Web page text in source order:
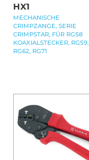
HX1
MECHANISCHE
CRIMPZANGE, SERIE
CRIMPSTAR, FÜR RG58
KOAXIALSTECKER, RG59,
RG62, RG71